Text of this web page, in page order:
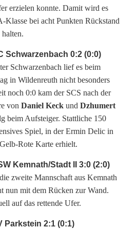
erzielen konnte. Damit wird es
Klasse bei acht Punkten Rückstand
Schwarzenbach 0:2 (0:0)
Schwarzenbach lief es beim
in Wildenreuth nicht besonders
noch 0:0 kam der SCS nach der
von Daniel Keck und Dzhumert
beim Aufsteiger. Stattliche 150
Spiel, in der Ermin Delic in
Rote Karte erhielt.
Kemnath/Stadt II 3:0 (2:0)
zweite Mannschaft aus Kemnath
nun mit dem Rücken zur Wand.
auf das rettende Ufer.
Parkstein 2:1 (0:1)